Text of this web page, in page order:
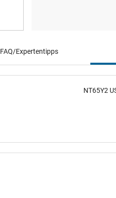
FAQ/Expertentipps
NT65Y2